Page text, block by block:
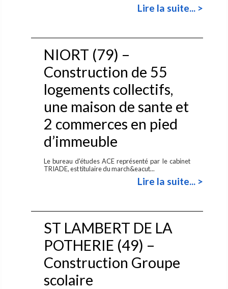
Lire la suite... >
NIORT (79) –
Construction de 55
logements collectifs,
une maison de sante et
2 commerces en pied
d’immeuble
Le bureau d'études ACE représenté par le cabinet
TRIADE, est titulaire du march&eacut...
Lire la suite... >
ST LAMBERT DE LA
POTHERIE (49) –
Construction Groupe
scolaire